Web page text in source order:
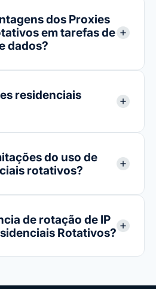
dos Proxies
em tarefas de
dados?
residenciais
do uso de
rotativos?
de rotação de IP
Rotativos?